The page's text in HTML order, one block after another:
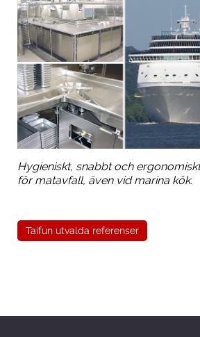
Hygieniskt, snabbt och
för matavfall, även vid marina kök.
Taifun utvalda referenser